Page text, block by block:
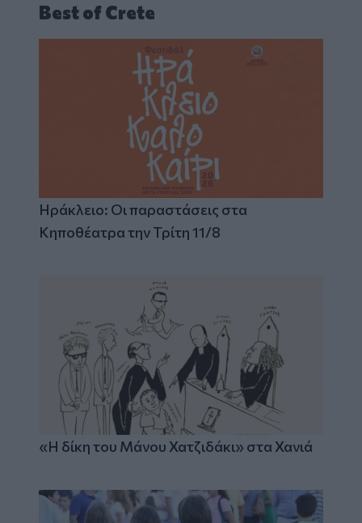
Best of Crete
Ηράκλειο: Οι παραστάσεις στα
Κηποθέατρα την Τρίτη 11/8
«Η δίκη του Μάνου Χατζιδάκι» στα Χανιά